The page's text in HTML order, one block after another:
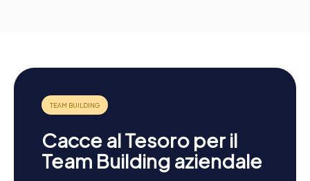
Cacce al Tesoro per il
Team Building aziendale